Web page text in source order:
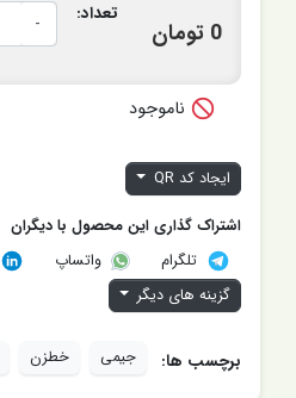
0 تومان
تعداد: -
 ناموجود
ایجاد کد QR
اشتراک گذاری این محصول با دیگران
تلگرام
واتساپ
گزینه های دیگر
برچسب ها: جیمی خطزن